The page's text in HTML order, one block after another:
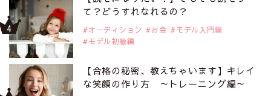
て？どうすれなれるの？
オーディション お金
モデル入門編
モデル初級編
【合格の秘密、教えちゃいます】キレイ
な笑顔の作り方 ～トレーニング編～